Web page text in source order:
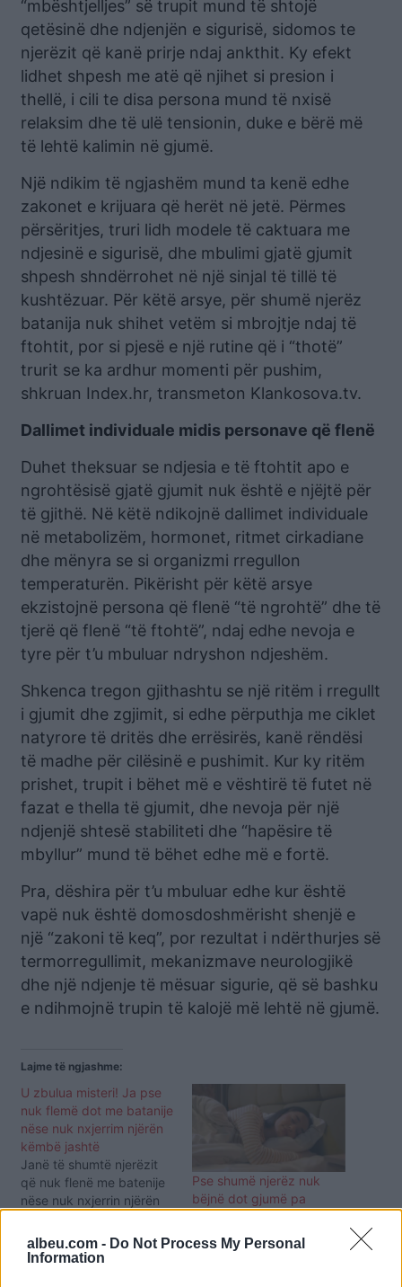
albeu.com - Do Not Process My Personal
Information
“mbështjelljes” së trupit mund të shtojë
qetësinë dhe ndjenjën e sigurisë, sidomos te
njerëzit që kanë prirje ndaj ankthit. Ky efekt
lidhet shpesh me atë që njihet si presion i
thellë, i cili te disa persona mund të nxisë
relaksim dhe të ulë tensionin, duke e bërë më
të lehtë kalimin në gjumë.
Një ndikim të ngjashëm mund ta kenë edhe
zakonet e krijuara që herët në jetë. Përmes
përsëritjes, truri lidh modele të caktuara me
ndjesinë e sigurisë, dhe mbulimi gjatë gjumit
shpesh shndërrohet në një sinjal të tillë të
kushtëzuar. Për këtë arsye, për shumë njerëz
batanija nuk shihet vetëm si mbrojtje ndaj të
ftohtit, por si pjesë e një rutine që i “thotë”
trurit se ka ardhur momenti për pushim,
shkruan Index.hr, transmeton Klankosova.tv.
Dallimet individuale midis personave që flenë
Duhet theksuar se ndjesia e të ftohtit apo e
ngrohtësisë gjatë gjumit nuk është e njëjtë për
të gjithë. Në këtë ndikojnë dallimet individuale
në metabolizëm, hormonet, ritmet cirkadiane
dhe mënyra se si organizmi rregullon
temperaturën. Pikërisht për këtë arsye
ekzistojnë persona që flenë “të ngrohtë” dhe të
tjerë që flenë “të ftohtë”, ndaj edhe nevoja e
tyre për t’u mbuluar ndryshon ndjeshëm.
Shkenca tregon gjithashtu se një ritëm i rregullt
i gjumit dhe zgjimit, si edhe përputhja me ciklet
natyrore të dritës dhe errësirës, kanë rëndësi
të madhe për cilësinë e pushimit. Kur ky ritëm
prishet, trupit i bëhet më e vështirë të futet në
fazat e thella të gjumit, dhe nevoja për një
ndjenjë shtesë stabiliteti dhe “hapësire të
mbyllur” mund të bëhet edhe më e fortë.
Pra, dëshira për t’u mbuluar edhe kur është
vapë nuk është domosdoshmërisht shenjë e
një “zakoni të keq”, por rezultat i ndërthurjes së
termorregullimit, mekanizmave neurologjikë
dhe një ndjenje të mësuar sigurie, që së bashku
e ndihmojnë trupin të kalojë më lehtë në gjumë.
Lajme të ngjashme:
U zbulua misteri! Ja pse
nuk flemë dot me batanije
nëse nuk nxjerrim njërën
këmbë jashtë
Janë të shumtë njerëzit
që nuk flenë me batenije
nëse nuk nxjerrin njërën
menduar pse e bëni dhe
me cfarë lidhet, ka ardhur
Pse shumë njerëz nuk
bëjnë dot gjumë pa
nxehta